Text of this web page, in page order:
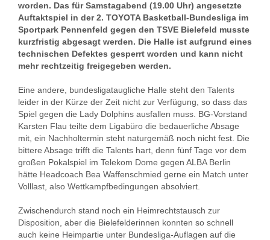
worden. Das für Samstagabend (19.00 Uhr) angesetzte
Auftaktspiel in der 2. TOYOTA Basketball-Bundesliga im
Sportpark Pennenfeld gegen den TSVE Bielefeld musste
kurzfristig abgesagt werden. Die Halle ist aufgrund eines
technischen Defektes gesperrt worden und kann nicht
mehr rechtzeitig freigegeben werden.
Eine andere, bundesligataugliche Halle steht den Talents
leider in der Kürze der Zeit nicht zur Verfügung, so dass das
Spiel gegen die Lady Dolphins ausfallen muss. BG-Vorstand
Karsten Flau teilte dem Ligabüro die bedauerliche Absage
mit, ein Nachholtermin steht naturgemäß noch nicht fest. Die
bittere Absage trifft die Talents hart, denn fünf Tage vor dem
großen Pokalspiel im Telekom Dome gegen ALBA Berlin
hätte Headcoach Bea Waffenschmied gerne ein Match unter
Volllast, also Wettkampfbedingungen absolviert.
Zwischendurch stand noch ein Heimrechtstausch zur
Disposition, aber die Bielefelderinnen konnten so schnell
auch keine Heimpartie unter Bundesliga-Auflagen auf die